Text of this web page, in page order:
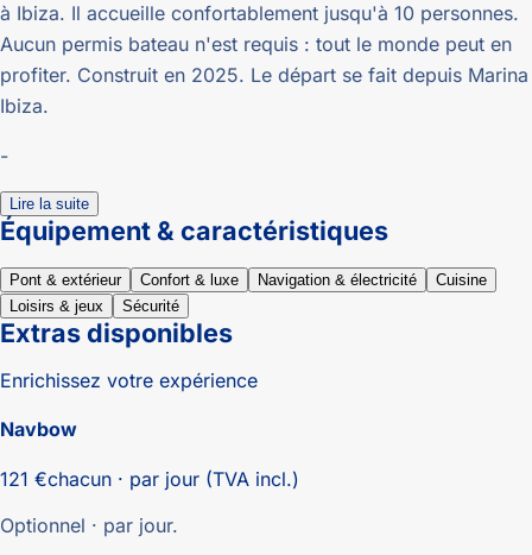
à Ibiza. Il accueille confortablement jusqu'à 10 personnes.
Aucun permis bateau n'est requis : tout le monde peut en
profiter. Construit en 2025. Le départ se fait depuis Marina
Ibiza.
-
Lire la suite
Équipement & caractéristiques
Pont & extérieur Confort & luxe Navigation & électricité
Cuisine
Loisirs & jeux
Sécurité
Extras disponibles
Enrichissez votre expérience
Navbow
121 €chacun · par jour (TVA incl.)
Optionnel · par jour.